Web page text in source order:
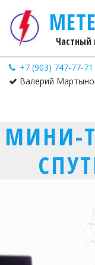
Частный
+7 (903) 747-77-71
Валерий
МИНИ-